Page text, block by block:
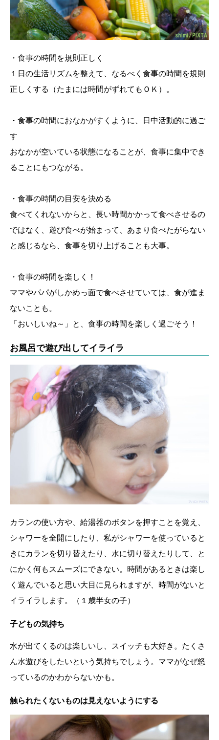
・食事の時間を規則正しく
１日の生活リズムを整えて、なるべく食事の時間を規則
正しくする（たまには時間がずれてもＯＫ）。
・食事の時間におなかがすくように、日中活動的に過ご
す
おなかが空いている状態になることが、食事に集中でき
ることにもつながる。
・食事の時間の目安を決める
食べてくれないからと、長い時間かかって食べさせるの
ではなく、遊び食べが始まって、あまり食べたがらない
と感じるなら、食事を切り上げることも大事。
・食事の時間を楽しく！
ママやパパがしかめっ面で食べさせていては、食が進ま
ないことも。
「おいしいね～」と、食事の時間を楽しく過ごそう！
お風呂で遊び出してイライラ
カランの使い方や、給湯器のボタンを押すことを覚え、
シャワーを全開にしたり、私がシャワーを使っていると
きにカランを切り替えたり、水に切り替えたりして、と
にかく何もスムーズにできない。時間があるときは楽し
く遊んでいると思い大目に見られますが、時間がないと
イライラします。（１歳半女の子）
子どもの気持ち
水が出てくるのは楽しいし、スイッチも大好き。たくさ
ん水遊びをしたいという気持ちでしょう。ママがなぜ怒
っているのかわからないかも。
触られたくないものは見えないようにする